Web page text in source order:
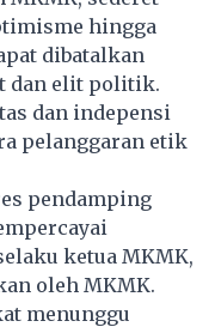
hingga
dibatalkan
dan elit politik.
dan indepensi
pelanggaran etik
pendamping
ketua MKMK,
oleh MKMK.
menunggu